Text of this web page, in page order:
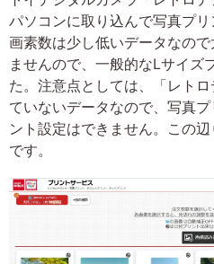
パソコンに取り込んで写真プリ
画素数は少し低いデータなの
ませんので、一般的なLサイズ
た。注意点としては、「レト
ていないデータなので、写真
ント設定はできません。この
です。